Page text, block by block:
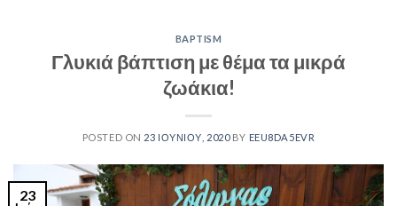
BAPTISM
Γλυκιά βάπτιση με θέμα τα μικρά
ζωάκια!
POSTED ON 23 ΙΟΥΝΊΟΥ, 2020 BY EEU8DA5EVR
23